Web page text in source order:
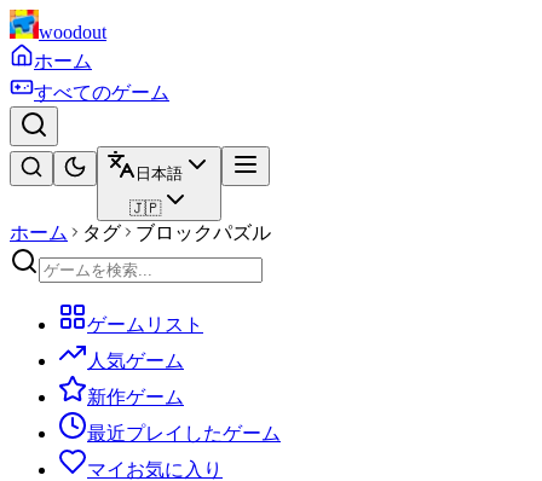
woodout
ホーム
すべてのゲーム
日本語
🇯🇵
ホーム タグ ブロックパズル
ゲームリスト
人気ゲーム
新作ゲーム
最近プレイしたゲーム
マイお気に入り